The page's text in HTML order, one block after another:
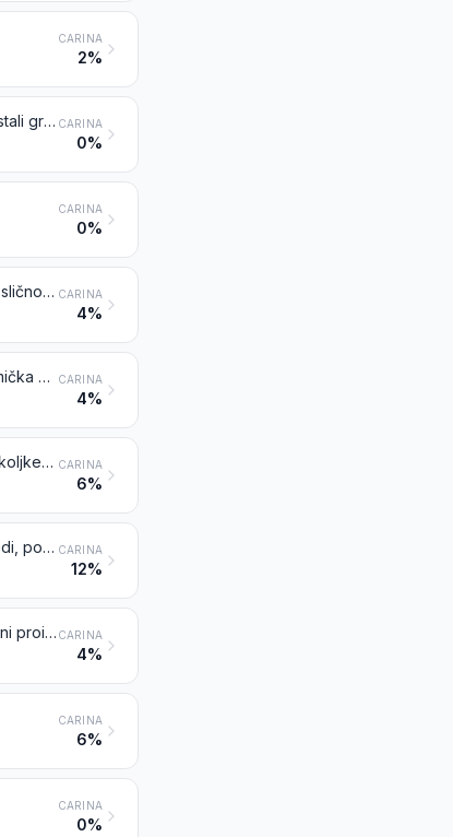
CARINA
2%
Crijep, dimnjaci, poklopci za dimnjake, dimovodne cijevi, arhitektonski ukrasi i ostali građevinski keramički elementi CARINA
0%
CARINA
0%
Keramičke pločice za popločavanje i oblaganje; keramičke kockice za mozaik i slično, neovisno jesu li na podlozi ili ne; keramika za završnu obradu CARINA
4%
Keramički proizvodi za laboratorijsku, kemijsku ili drugu tehničku uporabu; keramička korita, vjedra i slične posude vrsta koje se rabi u poljoprivredi; keramički lonci, ćupovi i slični proizvodi vrsta koje se rabi za transport ili pakiranje robe CARINA
4%
Keramički sudoperi, umivaonici, stupovi za umivaonike, kade, bidei, zahodske školjke, vodokotlići, pisoari i slični sanitarni proizvodi CARINA
6%
Stolni proizvodi, kuhinjski proizvodi, ostali kućanski proizvodi te toaletni proizvodi, porculanski CARINA
12%
Keramički stolni proizvodi, kuhinjski proizvodi, ostali kućanski proizvodi te toaletni proizvodi, osim porculanskih CARINA
4%
CARINA
6%
CARINA
0%